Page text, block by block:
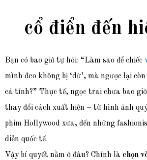
cổ điển đến
Bạn có bao giờ tự hỏi: “Làm sao để chiếc
mình đeo không bị ‘dừ’, mà ngược lại
cá tính?” Thực tế, ngọc trai chưa bao
thay đổi cách xuất hiện – từ hình ảnh
phim Hollywood xưa, đến những
diễn quốc tế.
Vậy bí quyết nằm ở đâu? Chính là chọn